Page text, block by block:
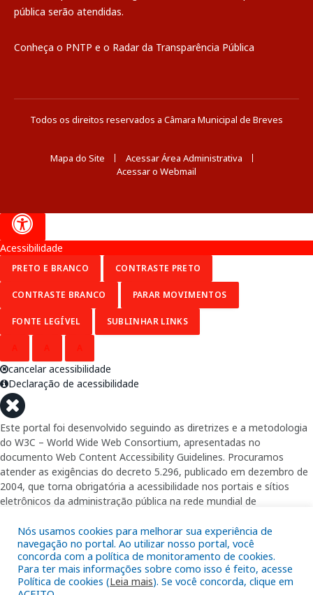
pública serão atendidas.
Conheça o PNTP e o Radar da Transparência Pública
Todos os direitos reservados a Câmara Municipal de Breves
Mapa do Site
Acessar Área Administrativa
Acessar o Webmail
Nós usamos cookies para melhorar sua experiência de
navegação no portal. Ao utilizar nosso portal, você
concorda com a política de monitoramento de cookies.
Para ter mais informações sobre como isso é feito, acesse
Política de cookies (Leia mais). Se você concorda, clique em
Acessibilidade
PRETO E BRANCO CONTRASTE PRETO
CONTRASTE BRANCO PARAR MOVIMENTOS
FONTE LEGÍVEL SUBLINHAR LINKS
cancelar acessibilidade
Declaração de acessibilidade
Este portal foi desenvolvido seguindo as diretrizes e a metodologia
do W3C – World Wide Web Consortium, apresentadas no
documento Web Content Accessibility Guidelines. Procuramos
atender as exigências do decreto 5.296, publicado em dezembro de
2004, que torna obrigatória a acessibilidade nos portais e sítios
eletrônicos da administração pública na rede mundial de
garantindo-lhes o pleno acesso aos conteúdos disponíveis.
Além de validações automáticas, foram realizados testes em
diversos navegadores e através do utilitário de acesso a Internet do
DOSVOX, sistema operacional destinado deficientes visuais.